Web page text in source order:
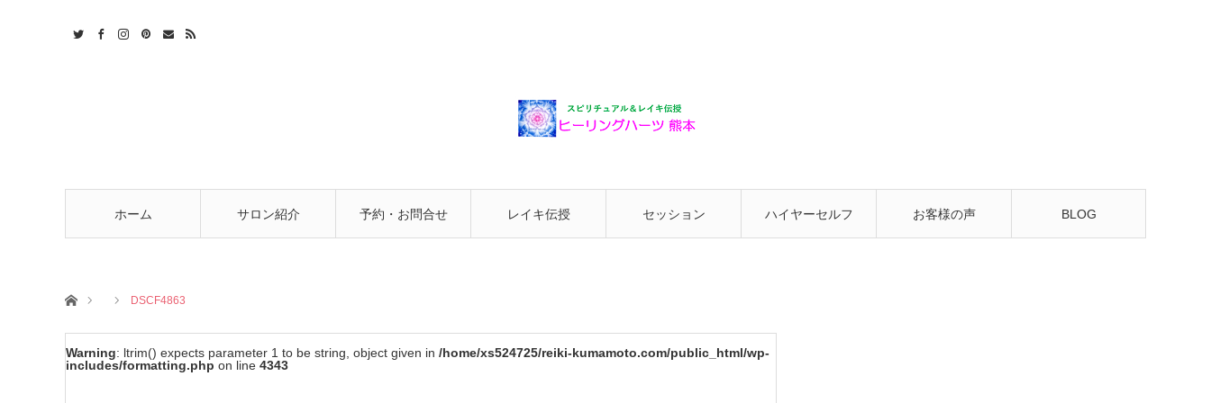
ホーム サロン紹介 予約・お問合せ レイキ伝授 セッション ハイヤーセルフ お客様の声 BLOG
ホーム DSCF4863
Warning: ltrim() expects parameter 1 to be string, object given in /home/xs524725/reiki-kumamoto.com/public_html/wp-
includes/formatting.php on line 4343